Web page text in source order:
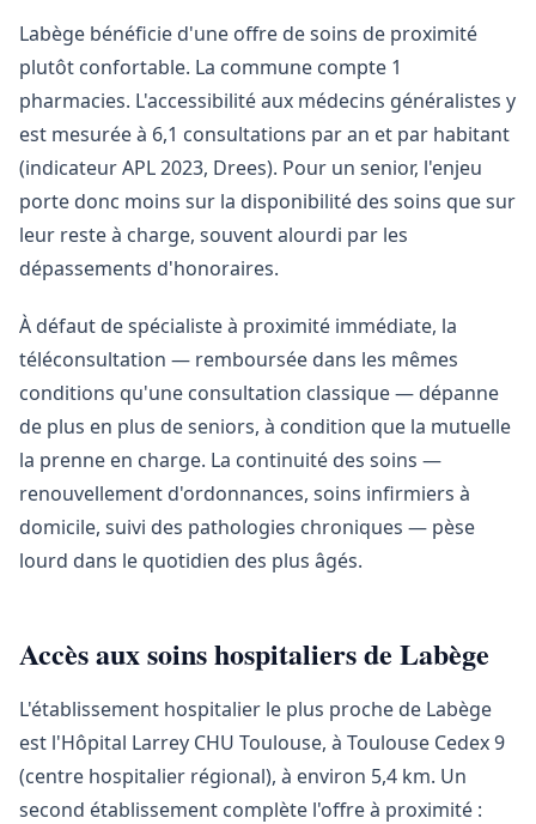
Labège bénéficie d'une offre de soins de proximité
plutôt confortable. La commune compte 1
pharmacies. L'accessibilité aux médecins généralistes y
est mesurée à 6,1 consultations par an et par habitant
(indicateur APL 2023, Drees). Pour un senior, l'enjeu
porte donc moins sur la disponibilité des soins que sur
leur reste à charge, souvent alourdi par les
dépassements d'honoraires.
À défaut de spécialiste à proximité immédiate, la
téléconsultation — remboursée dans les mêmes
conditions qu'une consultation classique — dépanne
de plus en plus de seniors, à condition que la mutuelle
la prenne en charge. La continuité des soins —
renouvellement d'ordonnances, soins infirmiers à
domicile, suivi des pathologies chroniques — pèse
lourd dans le quotidien des plus âgés.
Accès aux soins hospitaliers de Labège
L'établissement hospitalier le plus proche de Labège
est l'Hôpital Larrey CHU Toulouse, à Toulouse Cedex 9
(centre hospitalier régional), à environ 5,4 km. Un
second établissement complète l'offre à proximité :